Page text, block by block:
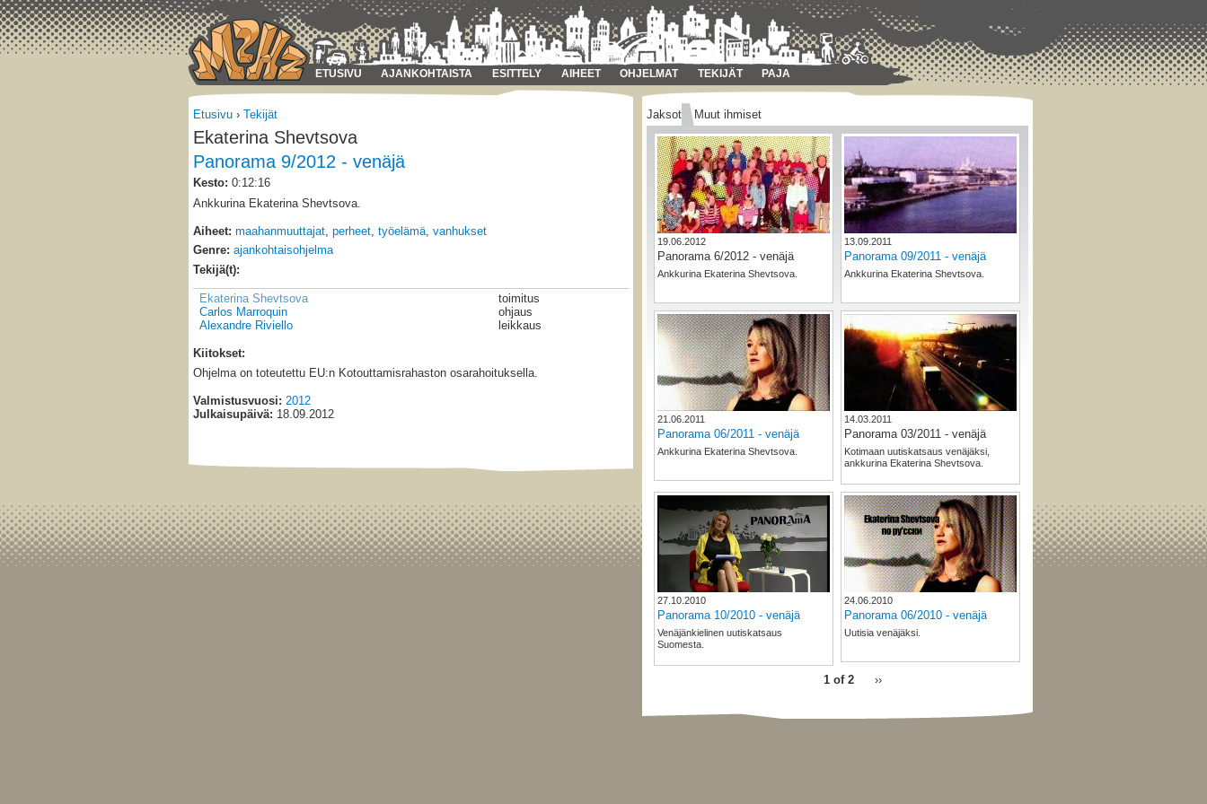
ETUSIVU AJANKOHTAISTA ESITTELY AIHEET OHJELMAT TEKIJÄT PAJA
Etusivu › Tekijät
Ekaterina Shevtsova
Panorama 9/2012 - venäjä
Kesto: 0:12:16
Ankkurina Ekaterina Shevtsova.
Aiheet: maahanmuuttajat perheet työelämä vanhukset
Genre: ajankohtaisohjelma
Tekijä(t):
Ekaterina Shevtsova
Carlos Marroquin
Alexandre Riviello
toimitus
ohjaus
leikkaus
Kiitokset:
Ohjelma on toteutettu EU:n Kotouttamisrahaston osarahoituksella.
Valmistusvuosi: 2012
Julkaisupäivä: 18.09.2012
Jaksot Muut ihmiset
19.06.2012
Panorama 6/2012 - venäjä
Ankkurina Ekaterina Shevtsova.
13.09.2011
Panorama 09/2011 - venäjä
Ankkurina Ekaterina Shevtsova.
21.06.2011
Panorama 06/2011 - venäjä
Ankkurina Ekaterina Shevtsova.
14.03.2011
Panorama 03/2011 - venäjä
Kotimaan uutiskatsaus venäjäksi,
ankkurina Ekaterina Shevtsova.
27.10.2010
Panorama 10/2010 - venäjä
Venäjänkielinen uutiskatsaus
Suomesta.
24.06.2010
Panorama 06/2010 - venäjä
Uutisia venäjäksi.
1 of 2 ››